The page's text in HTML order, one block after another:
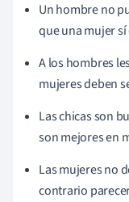
Un hombre no
que una mujer
A los hombres
mujeres deben
Las chicas son
son mejores en
Las mujeres no
contrario